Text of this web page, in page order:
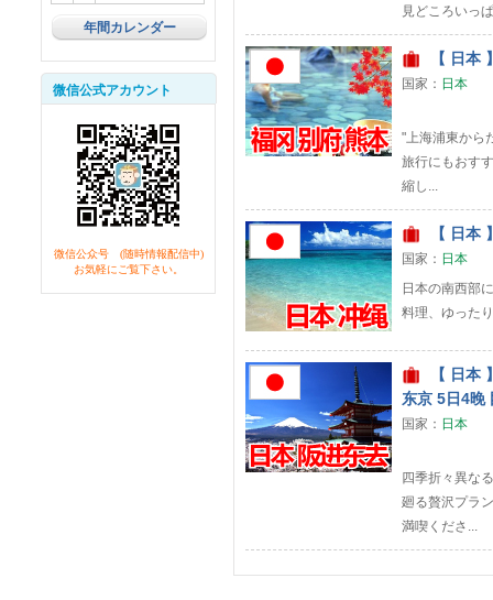
年間カレンダー
微信公式アカウント
微信公众号 (随時情報配信中)
お気軽にご覧下さい。
見どころいっ
【 日本
国家： 日本
"上海浦東から
旅行にもおす
縮し...
【 日本
国家： 日本
日本の南西部
料理、ゆった
【 日本
东京 5日4晚
国家： 日本
四季折々異な
廻る贅沢プラ
満喫くださ...